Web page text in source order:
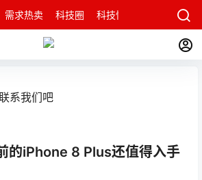
需求热卖 科技圈 科技快讯 智能科技问
系我们吧
的iPhone 8 Plus还值得入手